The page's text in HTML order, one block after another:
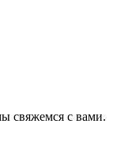
свяжемся с вами.